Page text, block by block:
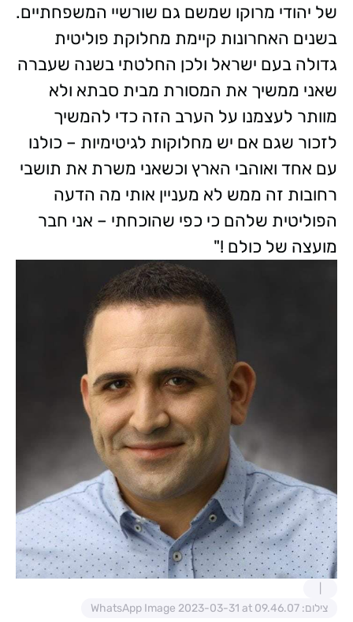
של יהודי מרוקו שמשם גם שורשיי המשפחתיים.
בשנים האחרונות קיימת מחלוקת פוליטית
גדולה בעם ישראל ולכן החלטתי בשנה שעברה
שאני ממשיך את המסורת מבית סבתא ולא
מוותר לעצמנו על הערב הזה כדי להמשיך
לזכור שגם אם יש מחלוקות לגיטימיות – כולנו
עם אחד ואוהבי הארץ וכשאני משרת את תושבי
רחובות זה ממש לא מעניין אותי מה הדעה
הפוליטית שלהם כי כפי שהוכחתי – אני חבר
מועצה של כולם !"
צילום: WhatsApp Image 2023-03-31 at 09.46.07